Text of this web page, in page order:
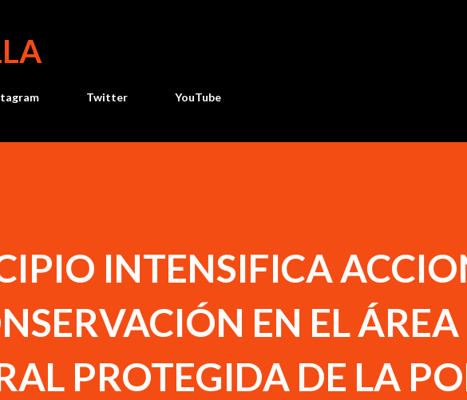
Twitter YouTube
INTENSIFICA
EN EL ÁREA
PROTEGIDA DE LA